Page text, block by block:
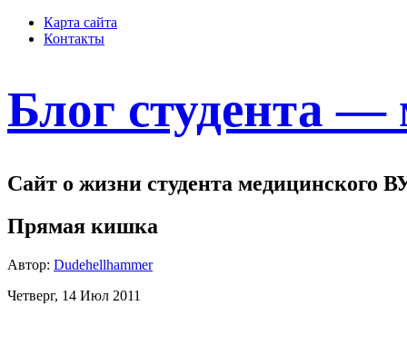
Карта сайта
Контакты
Блог студента —
Сайт о жизни студента медицинского
Прямая кишка
Автор: Dudehellhammer
Четверг, 14 Июл 2011